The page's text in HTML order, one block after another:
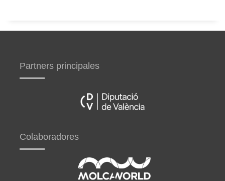
Partners principales
Colaboradores